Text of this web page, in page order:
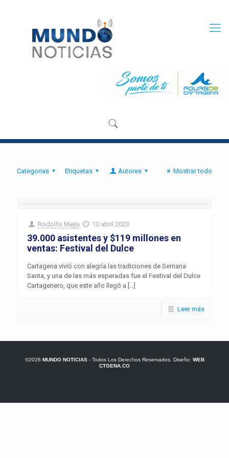
Categorias Etiquetas Autores Mostrar todo
Rodolfo Mejia 10 abril 2023
39.000 asistentes y $119 millones en
ventas: Festival del Dulce
Cartagena vivió con alegría las tradiciones de Semana
Santa, y una de las más esperadas fue el Festival del Dulce
Cartagenero, que este año llegó a […]
Leer más
©2026 MUNDO NOTICIAS- Todos Los Derechos Reservados. Diseño: WEB
CTGENA.CO